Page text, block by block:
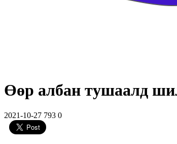
Өөр албан тушаалд
2021-10-27 793 0